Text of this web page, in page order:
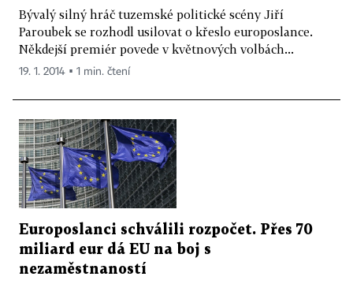
Bývalý silný hráč tuzemské politické scény Jiří
Paroubek se rozhodl usilovat o křeslo europoslance.
Někdejší premiér povede v květnových volbách...
19. 1. 2014 ▪ 1 min. čtení
Europoslanci schválili rozpočet. Přes 70
miliard eur dá EU na boj s
nezaměstnaností